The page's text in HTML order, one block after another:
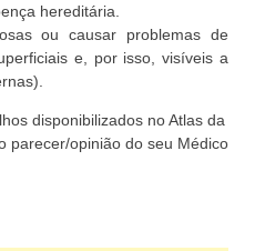
hereditária.
ou causar problemas de
e, por isso, visíveis a
disponibilizados no Atlas da
parecer/opinião do seu Médico